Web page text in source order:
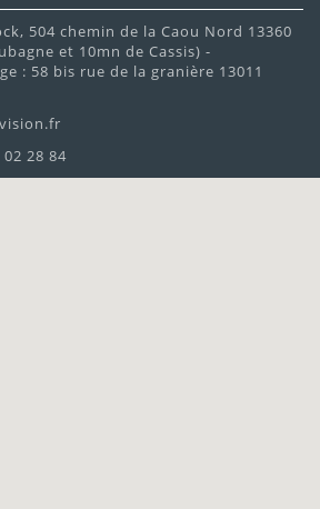
504 chemin de la Caou Nord 13360
et 10mn de Cassis) -
: 58 bis rue de la granière 13011
28 84